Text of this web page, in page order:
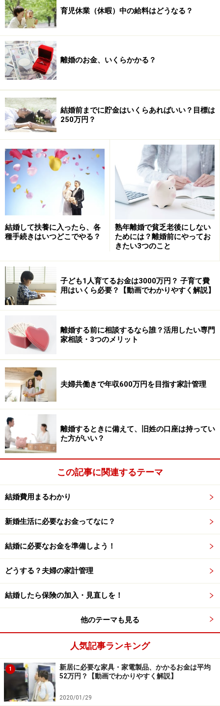
※２ 相続税の申告期限は、お亡くなりになった日の10
ヵ月後です。
分とは？
配偶者の税額軽減が受けられない
配偶者の税額軽減が受けられなくなります。配偶者の税
額軽減とは、遺産の全体の半分（厳密には法定相続分）
又は1.6億円のどちらか多い方までの取得については、相
続税が課税されない制度です。しかし、未分割財産につ
いては、取得していないことになり、この制度が適用さ
れません。つまり、配偶者も相続税の納税が必要になり
ます。
ただし、原則として申告期限から3年以内に分割されれ
ば、この適用が受けられます。申告期限にまとまらない
と、申告期限から3年以内にもまとまらないのが実情で
す。これは大幅に不利です。
小規模宅地等の特例と特定事業用資産の特
例が受けられない
未分割財産に対して小規模宅地等の特例及び特定事業用
資産の特例の適用が受けられません。小規模等の特例と
は、被相続人が居住用・事業用に使っていた宅地につい
て、一定の要件を満たせば、居住用であれば最大240平
米まで80％減額、事業用であれば最大400平米まで80％
減額になる制度です。特定事業用資産の特例とは、要件
を満たす自社株や特定の立木等について一定の負担軽減
がさらに増します。
ただし、この制度も、原則として申告期限から3年以内
に分割されれば、この適用が受けられます。申告期限に
まとまらないと、申告期限から3年以内にもまとまらな
いのが実情です。やはり、大幅に不利です。
上記以外でもこんな制度が受けられない！＞＞
本記事の内容は一般的な情報提供を目的としており、特定の金融
商品や投資行動を推奨するものではありません。
投資や資産運用に関する最終的なご判断はご自身の責任において
行ってください。
掲載情報の正確性・完全性については十分に配慮しております
が、その内容を保証するものではなく、これに基づく損失・損害
などについて当社は一切の責任を負いません。
最新の情報や詳細については、必ず各金融機関やサービス提供者
の公式情報をご確認ください。
育児休業（休暇）中の給料はどうなる？
離婚のお金、いくらかかる？
結婚前までに貯金はいくらあればいい？目標は
250万円？
結婚して扶養に入ったら、各
種手続きはいつどこでやる？
熟年離婚で貧乏老後にしない
ためには？離婚前にやってお
きたい3つのこと
子ども1人育てるお金は3000万円？ 子育て費
用はいくら必要？【動画でわかりやすく解説】
離婚する前に相談するなら誰？活用したい専門
家相談・3つのメリット
夫婦共働きで年収600万円を目指す家計管理
離婚するときに備えて、旧姓の口座は持ってい
た方がいい？
この記事に関連するテーマ
結婚費用まるわかり
新婚生活に必要なお金ってなに？
結婚に必要なお金を準備しよう！
どうする？夫婦の家計管理
結婚したら保険の加入・見直しを！
他のテーマも見る
人気記事ランキング
1
新居に必要な家具・家電製品、かかるお金は平均
52万円？【動画でわかりやすく解説】
2020/01/29